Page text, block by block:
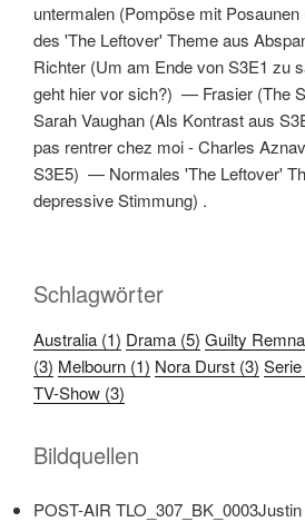
untermalen (Pompöse mit Posaunen
des 'The Leftover' Theme aus
Richter (Um am Ende von S3E1 zu
geht hier vor sich?) — Frasier (The
Sarah Vaughan (Als Kontrast aus
pas rentrer chez moi - Charles
S3E5) — Normales 'The Leftover'
depressive Stimmung) .
Schlagwörter
Australia (1) Drama (5) Guilty
(3) Melbourn (1) Nora Durst (3)
TV-Show (3)
Bildquellen
POST-AIR